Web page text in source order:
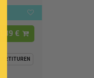
1,89 €
PARTITUREN